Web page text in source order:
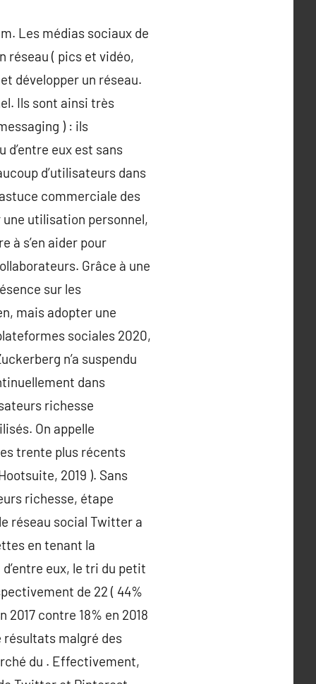
Les médias sociaux de
réseau ( pics et vidéo,
développer un réseau.
Ils sont ainsi très
) : ils
eux est sans
d’utilisateurs dans
commerciale des
utilisation personnel,
à s’en aider pour
Grâce à une
sur les
mais adopter une
sociales 2020,
n’a suspendu
dans
richesse
On appelle
trente plus récents
2019 ). Sans
richesse, étape
réseau social Twitter a
en tenant la
eux, le tri du petit
de 22 ( 44%
2017 contre 18% en 2018
résultats malgré des
du . Effectivement,